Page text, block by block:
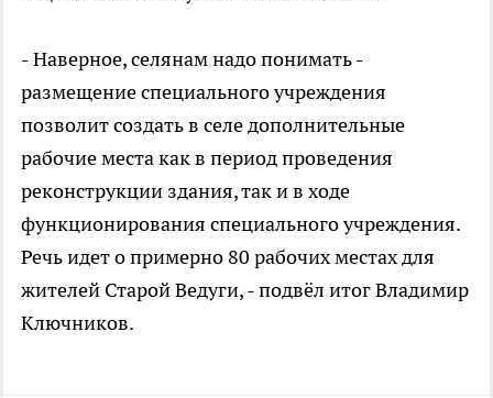
- Наверное, селянам надо понимать -
размещение специального учреждения
позволит создать в селе дополнительные
рабочие места как в период проведения
реконструкции здания, так и в ходе
функционирования специального учреждения.
Речь идет о примерно 80 рабочих местах для
жителей Старой Ведуги, - подвёл итог Владимир
Ключников.